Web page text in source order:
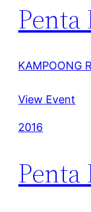
Penta
KAMPOONG
View Event
2016